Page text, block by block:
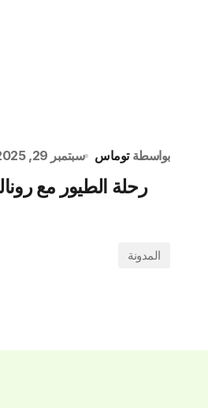
بواسطة توماس سبتمبر 29, 2025
رحلة الطيور مع
المدونة